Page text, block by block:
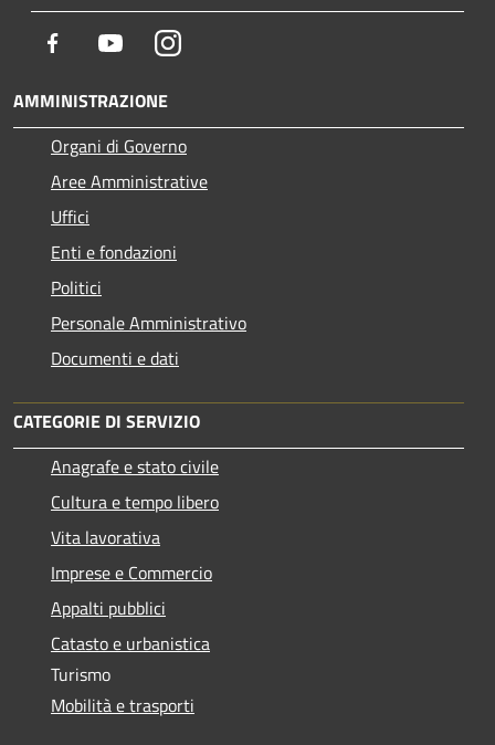
Facebook YoutubeInstagram
AMMINISTRAZIONE
Organi di Governo
Aree Amministrative
Uffici
Enti e fondazioni
Politici
Personale Amministrativo
Documenti e dati
CATEGORIE DI SERVIZIO
Anagrafe e stato civile
Cultura e tempo libero
Vita lavorativa
Imprese e Commercio
Appalti pubblici
Catasto e urbanistica
Turismo
Mobilità e trasporti